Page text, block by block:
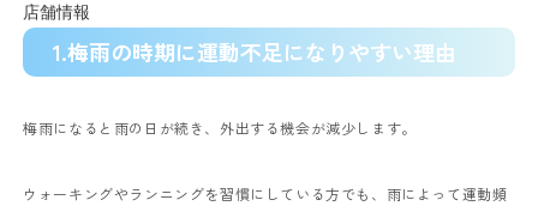
店舗情報
1.梅雨の時期に運動不足になりやすい理由
梅雨になると雨の日が続き、外出する機会が減少します。
ウォーキングやランニングを習慣にしている方でも、雨によって運動頻